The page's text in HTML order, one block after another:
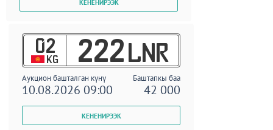
02
KG 222 LNR
Аукцион башталган күнү Баштапкы баа
10.08.2026 09:00 42 000